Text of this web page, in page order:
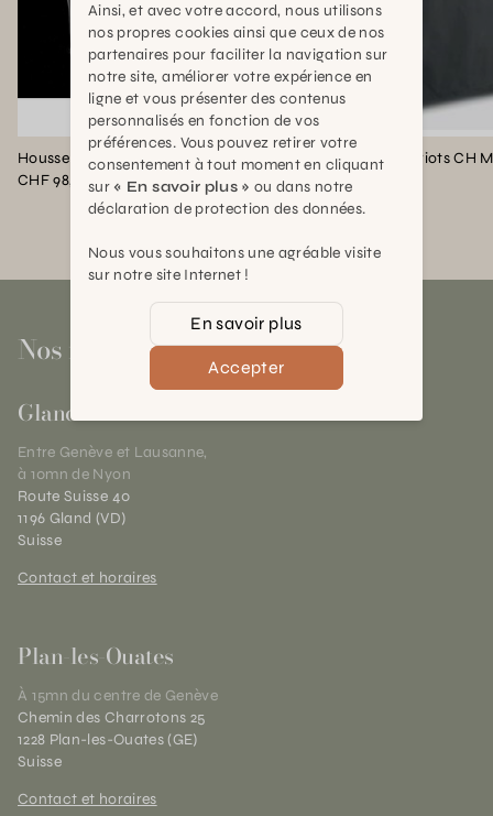
Housse pour COMBI G. COMBI P
CHF 98,00
CHF 98,00
Nos magasins
Gland
Entre Genève et Lausanne,
à 10mn de Nyon
Route Suisse 40
1196 Gland (VD)
Suisse
Contact et horaires
Plan-les-Ouates
À 15mn du centre de Genève
Chemin des Charrotons 25
1228 Plan-les-Ouates (GE)
Suisse
Contact et horaires
Ainsi, et avec votre accord, nous utilisons
nos propres cookies ainsi que ceux de nos
partenaires pour faciliter la navigation sur
notre site, améliorer votre expérience en
ligne et vous présenter des contenus
personnalisés en fonction de vos
préférences. Vous pouvez retirer votre
consentement à tout moment en cliquant
sur « En savoir plus » ou dans notre
déclaration de protection des données.
Nous vous souhaitons une agréable visite
sur notre site Internet !
En savoir plus
Accepter